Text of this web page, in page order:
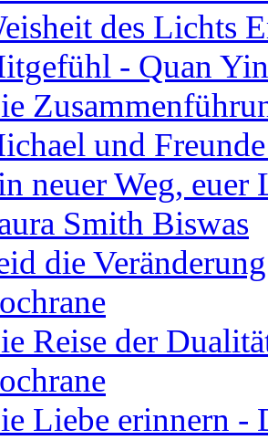
des Lichts
- Quan
und
neuer Weg, euer
Smith Biswas
die
Reise der
Liebe erinnern -